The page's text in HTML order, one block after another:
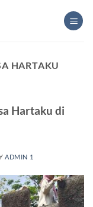
HARTAKU
Hartaku di
ADMIN 1